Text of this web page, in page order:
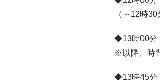
（～12時30
◆13時00分
※以降、時
◆13時45分